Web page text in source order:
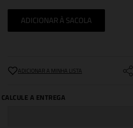
ADICIONAR À SACOLA